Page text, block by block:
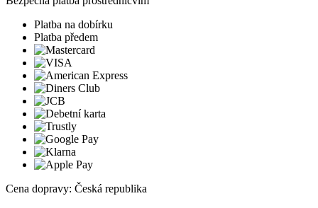
Platba na dobírku
Platba předem
Cena dopravy: Česká republika